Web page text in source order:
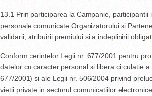
13.1 Prin participarea la Campanie,
personale comunicate Organizatorului si
validarii, atribuirii premiului si a indeplinirii
Conform cerintelor Legii nr. 677/2001 pentru
datelor cu caracter personal si libera circulatie
677/2001) si ale Legii nr. 506/2004 privind
vietii private in sectorul comunicatiilor